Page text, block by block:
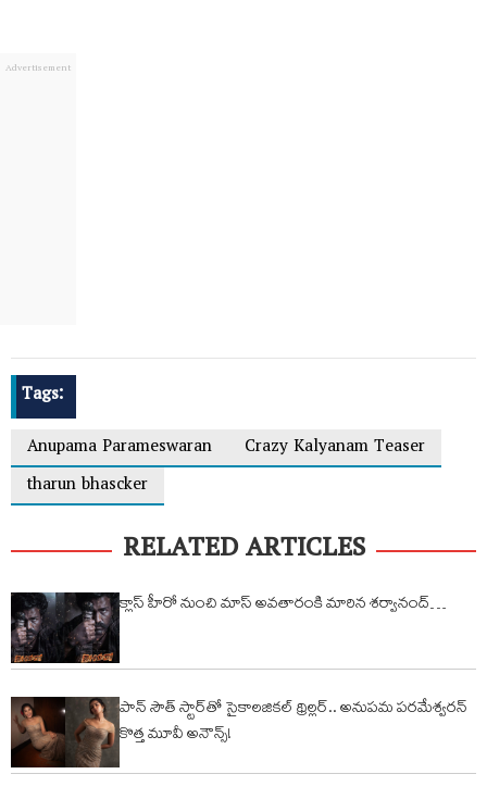
Tags:
Anupama Parameswaran
Crazy Kalyanam Teaser
tharun bhascker
RELATED ARTICLES
క్లాస్ హీరో నుంచి మాస్ అవతారంకి మారిన శ‌ర్వానంద్…
పాన్‌ సౌత్ స్టార్‌తో సైకాలజికల్ థ్రిల్లర్.. అనుపమ పరమేశ్వరన్
కొత్త మూవీ అనౌన్స్!